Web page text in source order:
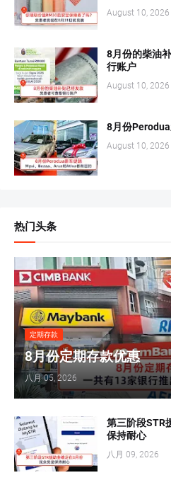
August 10, 2026
8月份的柴油
行账户
August 10, 2026
8月份
August 10, 2026
热门头条
定期存款
8月份定期存款优惠
八月 05, 2026
第三阶段STR
保持耐心
八月 09, 2026